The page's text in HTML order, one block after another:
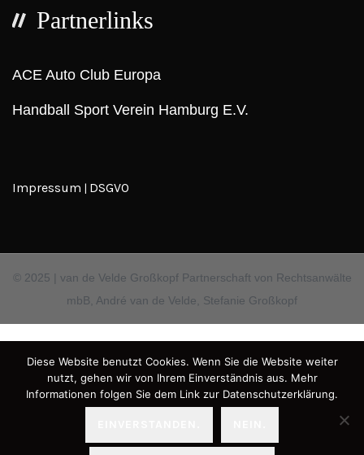
Partnerlinks
ACE Auto Club Europa
Handball Sport Verein Hamburg E.V.
Impressum | DSGVO
© 2025 | van de Velde Großkopf Partnerschaft von Rechtsanwälte
mbB, André van de Velde, Stefanie Großkopf
Diese Website benutzt Cookies. Wenn Sie die Website weiter
nutzt, gehen wir von Ihrem Einverständnis aus. Mehr
Informationen folgen Sie dem Link zur Datenschutzerklärung.